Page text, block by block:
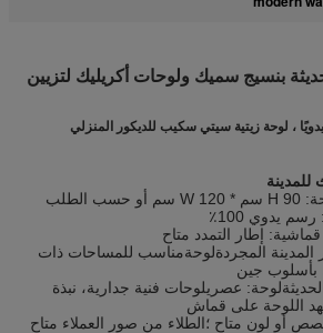
بنسيج سميك ولوحات أكريليك لتزيين
، لوحة زيتية سيتي سكيب للديكور المنزلي
: H 90 سم * W 120 سم أو حسب الطلب
: إطار التمدد متاح
لوحةمناسب للمساحات ذات
بأسلوب جين
لوحة: عصريلوحات فنية جدارية، نبذة
اللوحة على قماش